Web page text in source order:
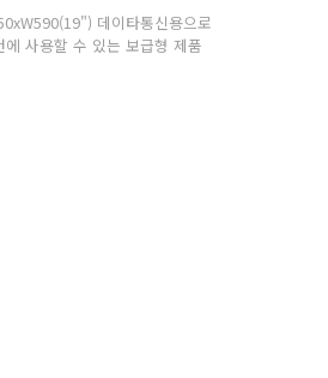
에 사용할 수 있는 보급형 제품